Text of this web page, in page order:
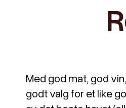
Med god mat, god
godt valg for et like